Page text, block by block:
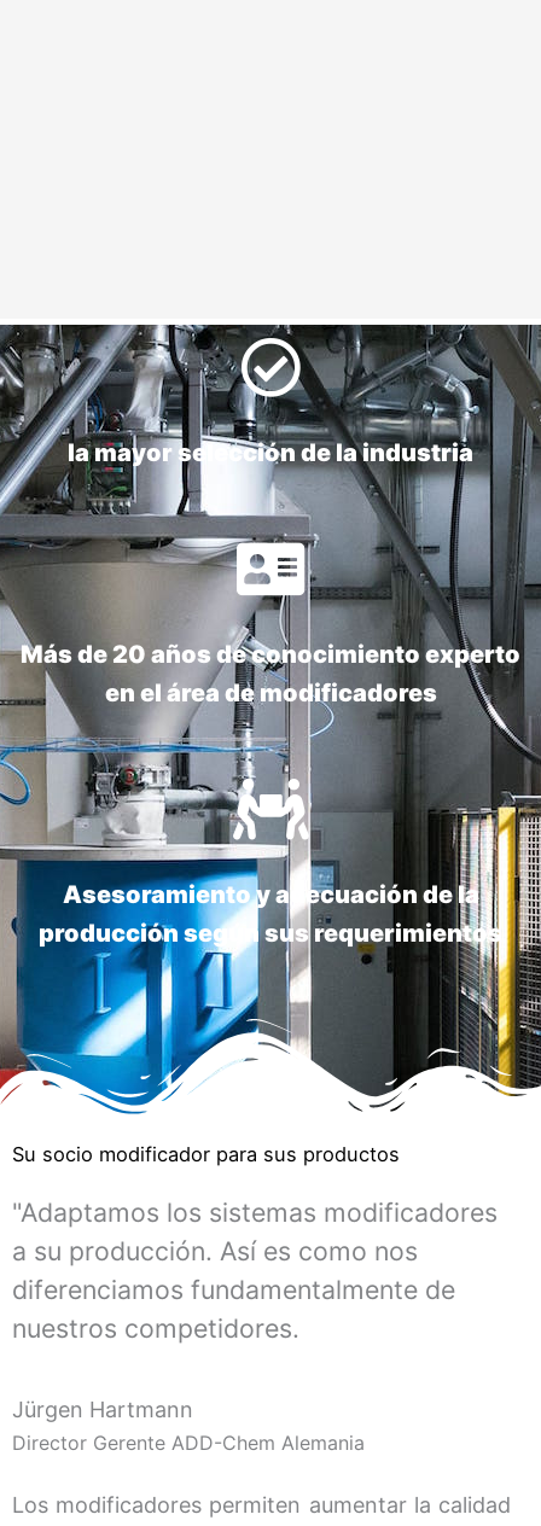
la mayor selección de la industria
Más de 20 años de conocimiento experto
en el área de modificadores
Asesoramiento y adecuación de la
producción según sus requerimientos
Su socio modificador para sus productos
"Adaptamos los sistemas modificadores
a su producción. Así es como nos
diferenciamos fundamentalmente de
nuestros competidores.
Jürgen Hartmann
Director Gerente ADD-Chem Alemania
Los modificadores permiten aumentar la calidad